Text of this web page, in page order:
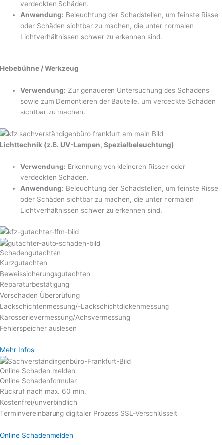
verdeckten Schäden.
Anwendung: Beleuchtung der Schadstellen, um feinste Risse
oder Schäden sichtbar zu machen, die unter normalen
Lichtverhältnissen schwer zu erkennen sind.
Hebebühne / Werkzeug
Verwendung: Zur genaueren Untersuchung des Schadens
sowie zum Demontieren der Bauteile, um verdeckte Schäden
sichtbar zu machen.
Lichttechnik (z.B. UV-Lampen, Spezialbeleuchtung)
Verwendung: Erkennung von kleineren Rissen oder
verdeckten Schäden.
Anwendung: Beleuchtung der Schadstellen, um feinste Risse
oder Schäden sichtbar zu machen, die unter normalen
Lichtverhältnissen schwer zu erkennen sind.
Schadengutachten
Kurzgutachten
Beweissicherungsgutachten
Reparaturbestätigung
Vorschaden Überprüfung
Lackschichtenmessung/-Lackschichtdickenmessung
Karosserievermessung/Achsvermessung
Fehlerspeicher auslesen
Mehr Infos
Online Schaden melden​
Online Schadenformular
Rückruf nach max. 60 min.
Kostenfrei/unverbindlich
Terminvereinbarung digitaler Prozess SSL-Verschlüsselt
Online Schadenmelden